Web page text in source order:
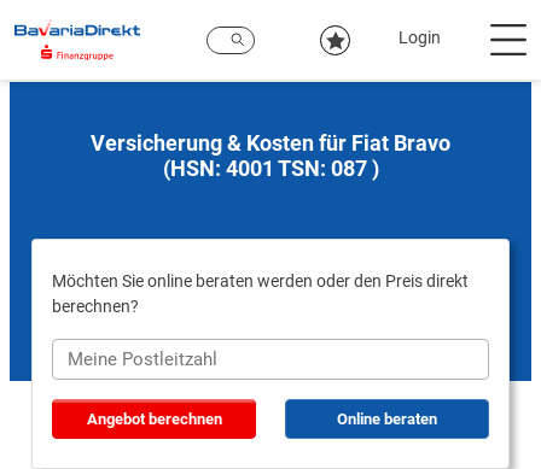
Hauptinhalt
Login
Versicherung & Kosten für Fiat Bravo
(HSN: 4001 TSN: 087 )
Möchten Sie online beraten werden oder den Preis direkt
berechnen?
Angebot berechnen Online beraten